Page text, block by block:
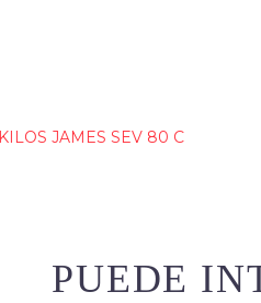
JAMES SEV 80 C
PUEDE